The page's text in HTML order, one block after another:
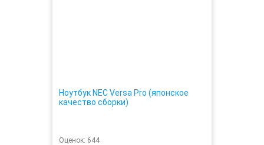
Ноутбук NEC Versa Pro (японское
качество сборки)
Оценок: 644